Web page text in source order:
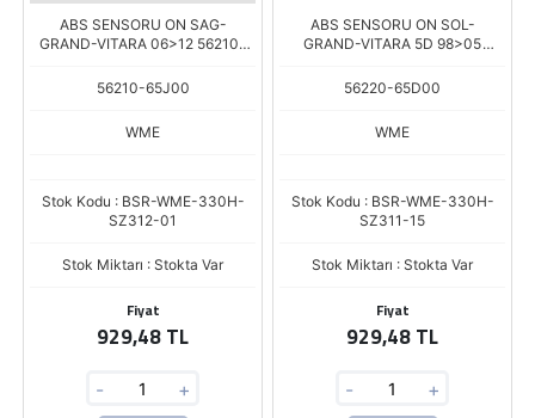
ABS SENSORU ON SAG-
GRAND-VITARA 06>12 56210-
56210-65J00
WME
Stok Kodu : BSR-WME-330H-
SZ312-01
Stok Miktarı : Stokta Var
Fiyat
929,48 TL
- +
ABS SENSORU ON SOL-
GRAND-VITARA 5D 98>05
56220-65D00
WME
Stok Kodu : BSR-WME-330H-
SZ311-15
Stok Miktarı : Stokta Var
Fiyat
929,48 TL
- +